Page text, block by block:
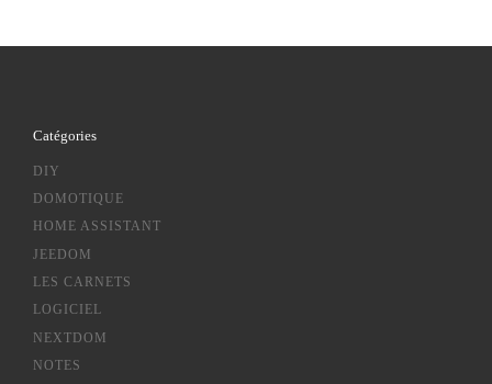
Catégories
DIY
DOMOTIQUE
HOME ASSISTANT
JEEDOM
LES CARNETS
LOGICIEL
NEXTDOM
NOTES